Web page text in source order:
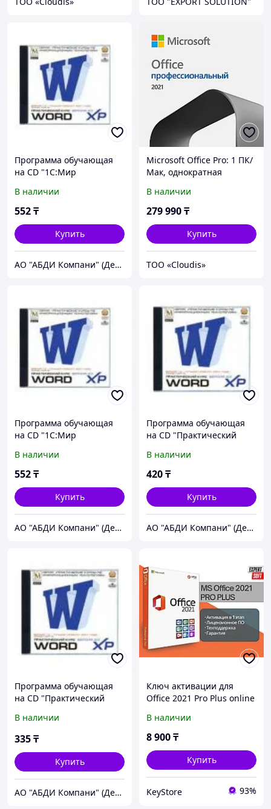
Программа обучающая
на CD "1С:Мир
Word 2000"
В наличии
552₸
Купить
АО "АБДИ Компани" (Департамент Учебного Оборудования)
Microsoft Office Pro: 1 ПК/
Мак, однократная
PowerPoint, ESD (269-
17192)
В наличии
279 990₸
Купить
ТОО «Cloudis»
Программа обучающая
на CD "1С:Мир
Word 2002"
В наличии
552₸
Купить
АО "АБДИ Компани" (Департамент Учебного Оборудования)
Программа обучающая
на CD "Практический
В наличии
420₸
Купить
АО "АБДИ Компани" (Департамент Учебного Оборудования)
Программа обучающая
на CD "Практический
В наличии
335₸
Купить
АО "АБДИ Компани" (Департамент Учебного Оборудования)
Ключ активации для
Office 2021 Pro Plus online
В наличии
8 900₸
Купить
KeyStore 93%